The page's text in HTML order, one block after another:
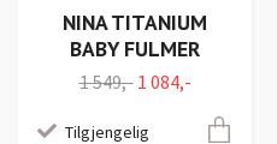
NINA TITANIUM
BABY FULMER
1 549,- 1 084,-
Tilgjengelig